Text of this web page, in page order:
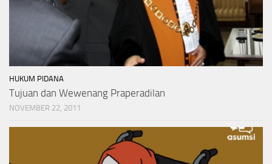
HUKUM PIDANA
Tujuan dan Wewenang Praperadilan
NOVEMBER 22, 2011